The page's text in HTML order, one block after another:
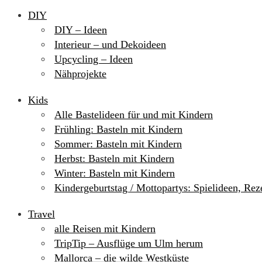
DIY
DIY – Ideen
Interieur – und Dekoideen
Upcycling – Ideen
Nähprojekte
Kids
Alle Bastelideen für und mit Kindern
Frühling: Basteln mit Kindern
Sommer: Basteln mit Kindern
Herbst: Basteln mit Kindern
Winter: Basteln mit Kindern
Kindergeburtstag / Mottopartys: Spielideen,
Travel
alle Reisen mit Kindern
TripTip – Ausflüge um Ulm herum
Mallorca – die wilde Westküste